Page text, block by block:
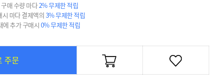
매 수량 마다2% 무제한 적립
시 마다 결제액의 3% 무제한 적립
에 추가 구매시0% 무제한 적립
주문